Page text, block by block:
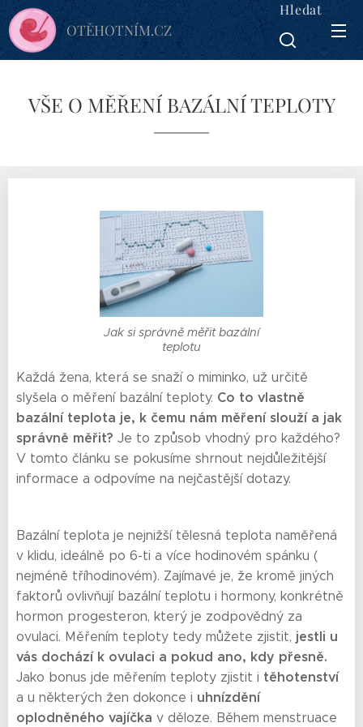
OTĚHOTNÍM.CZ
Hledat
VŠE O MĚŘENÍ BAZÁLNÍ TEPLOTY
Jak si správně měřit bazální
teplotu
Každá žena, která se snaží o miminko, už určitě
slyšela o měření bazální teploty. Co to vlastně
bazální teplota je, k čemu nám měření slouží a jak
správně měřit? Je to způsob vhodný pro každého?
V tomto článku se pokusíme shrnout nejdůležitější
informace a odpovíme na nejčastější dotazy.
Bazální teplota je nejnižší tělesná teplota naměřená
v klidu, ideálně po 6-ti a více hodinovém spánku (
nejméně tříhodinovém). Zajímavé je, že kromě jiných
faktorů ovlivňují bazální teplotu i hormony, konkrétně
hormon progesteron, který je zodpovědný za
ovulaci. Měřením teploty tedy můžete zjistit, jestli u
vás dochází k ovulaci a pokud ano, kdy přesně.
Jako bonus jde měřením teploty zjistit i těhotenství
a u některých žen dokonce i uhnízdění
oplodněného vajíčka v děloze. Během menstruace